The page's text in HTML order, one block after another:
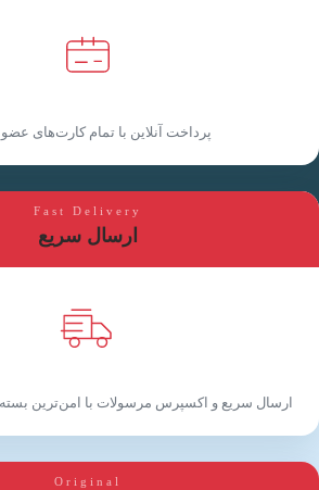
پرداخت آنلاین با تمام کارت‌های
Fast Delivery
ارسال سریع
ارسال سریع و اکسپرس مرسولات با امن‌ترین
Original